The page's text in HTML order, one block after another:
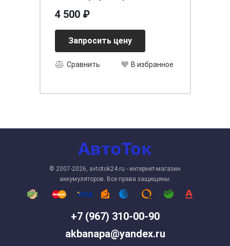
7А, 3-х режимн,14,1/ 14,8 /16
сегментный ЖК дисплей)
4 500 ₽
Запросить цену
Сравнить В избранное
+7 (967) 310-00-90
akbanapa@yandex.ru
© 2007-2026, avtotok24.ru - интернет-магазин
аккумуляторов. Все права защищены.